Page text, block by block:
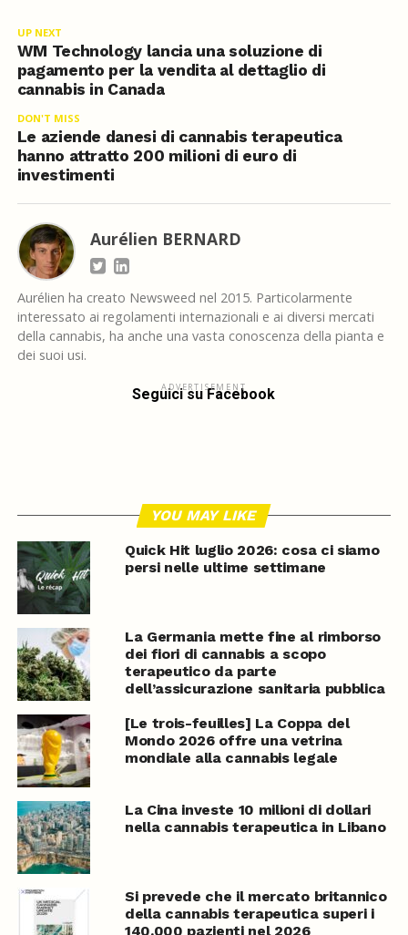
UP NEXT
WM Technology lancia una soluzione di
pagamento per la vendita al dettaglio di
cannabis in Canada
DON'T MISS
Le aziende danesi di cannabis terapeutica
hanno attratto 200 milioni di euro di
investimenti
Aurélien BERNARD
Aurélien ha creato Newsweed nel 2015. Particolarmente
interessato ai regolamenti internazionali e ai diversi mercati
della cannabis, ha anche una vasta conoscenza della pianta e
dei suoi usi.
ADVERTISEMENT
Seguici su Facebook
YOU MAY LIKE
Quick Hit luglio 2026: cosa ci siamo
persi nelle ultime settimane
La Germania mette fine al rimborso
dei fiori di cannabis a scopo
terapeutico da parte
dell’assicurazione sanitaria pubblica
[Le trois-feuilles] La Coppa del
Mondo 2026 offre una vetrina
mondiale alla cannabis legale
La Cina investe 10 milioni di dollari
nella cannabis terapeutica in Libano
Si prevede che il mercato britannico
della cannabis terapeutica superi i
140.000 pazienti nel 2026